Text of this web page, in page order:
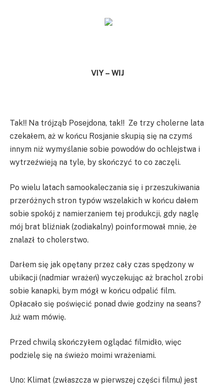
VIY – WIJ
Tak!! Na trójząb Posejdona, tak!! Ze trzy cholerne lata
czekałem, aż w końcu Rosjanie skupią się na czymś
innym niż wymyślanie sobie powodów do ochlejstwa i
wytrzeźwieją na tyle, by skończyć to co zaczęli.
Po wielu latach samookaleczania się i przeszukiwania
przeróżnych stron typów wszelakich w końcu dałem
sobie spokój z namierzaniem tej produkcji, gdy naglę
mój brat bliźniak (zodiakalny) poinformował mnie, że
znalazł to cholerstwo.
Darłem się jak opętany przez cały czas spędzony w
ubikacji (nadmiar wrażeń) wyczekując aż brachol zrobi
sobie kanapki, bym mógł w końcu odpalić film.
Opłacało się poświęcić ponad dwie godziny na seans?
Już wam mówię.
Przed chwilą skończyłem oglądać filmidło, więc
podzielę się na świeżo moimi wrażeniami.
Uno: Klimat (zwłaszcza w pierwszej części filmu) jest